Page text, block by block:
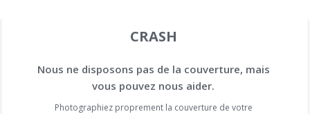
CRASH
Nous ne disposons pas de la couverture, mais
vous pouvez nous aider.
Photographiez proprement la couverture de votre